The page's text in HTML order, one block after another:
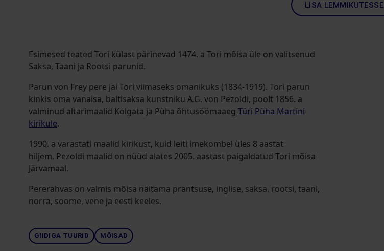
LISA LEMMIKUTESSE
Esimesed teated Tori külast pärinevad 1474. a Tori mõisa üle on valitsenud
Saksa, Taani ja Rootsi parunid.
Parun von Frey pere jäi Tori viimaseks omanikuks (1834-1919). Tori parun
kinkis oma vanaisa, baltisaksa kunstniku A.G. von Pezoldi, poolt 1856. a
valminud altarimaalid Kolgata ja Püha õhtusöömaaeg Türi Püha Martini
kirikule.
1990. a varastati maalid kirikust, kuid leiti imekombel üles 8 aastat
hiljem. Pezoldi maalid on nüüd alates 2005. aastast paigaldatud Tori mõisa
Järvamaal.
Pererahvas on valmis mõisa näitama prantsuse, inglise, saksa, rootsi, taani,
norra, soome, vene ja eesti keeles.
GIIDIGA TUURID MÕISAD